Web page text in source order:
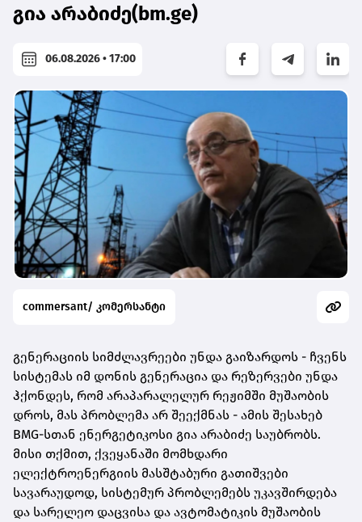
გია არაბიძე(bm.ge)
06.08.2026 • 17:00
commersant/ კომერსანტი
გენერაციის სიმძლავრეები უნდა გაიზარდოს - ჩვენს
სისტემას იმ დონის გენერაცია და რეზერვები უნდა
ჰქონდეს, რომ არაპარალელურ რეჟიმში მუშაობის
დროს, მას პრობლემა არ შეექმნას - ამის შესახებ
BMG-სთან ენერგეტიკოსი გია არაბიძე საუბრობს.
მისი თქმით, ქვეყანაში მომხდარი
ელექტროენერგიის მასშტაბური გათიშვები
სავარაუდოდ, სისტემურ პრობლემებს უკავშირდება
და სარელეო დაცვისა და ავტომატიკის მუშაობის